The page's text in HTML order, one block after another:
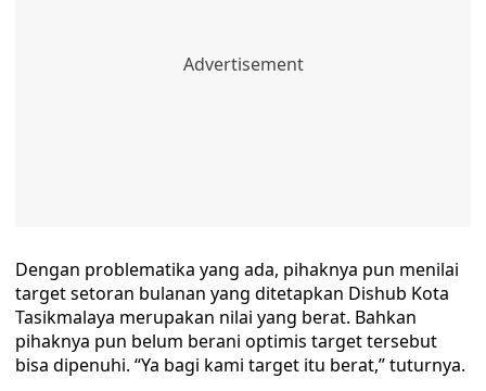
Dengan problematika yang ada, pihaknya pun menilai
target setoran bulanan yang ditetapkan Dishub Kota
Tasikmalaya merupakan nilai yang berat. Bahkan
pihaknya pun belum berani optimis target tersebut
bisa dipenuhi. “Ya bagi kami target itu berat,” tuturnya.